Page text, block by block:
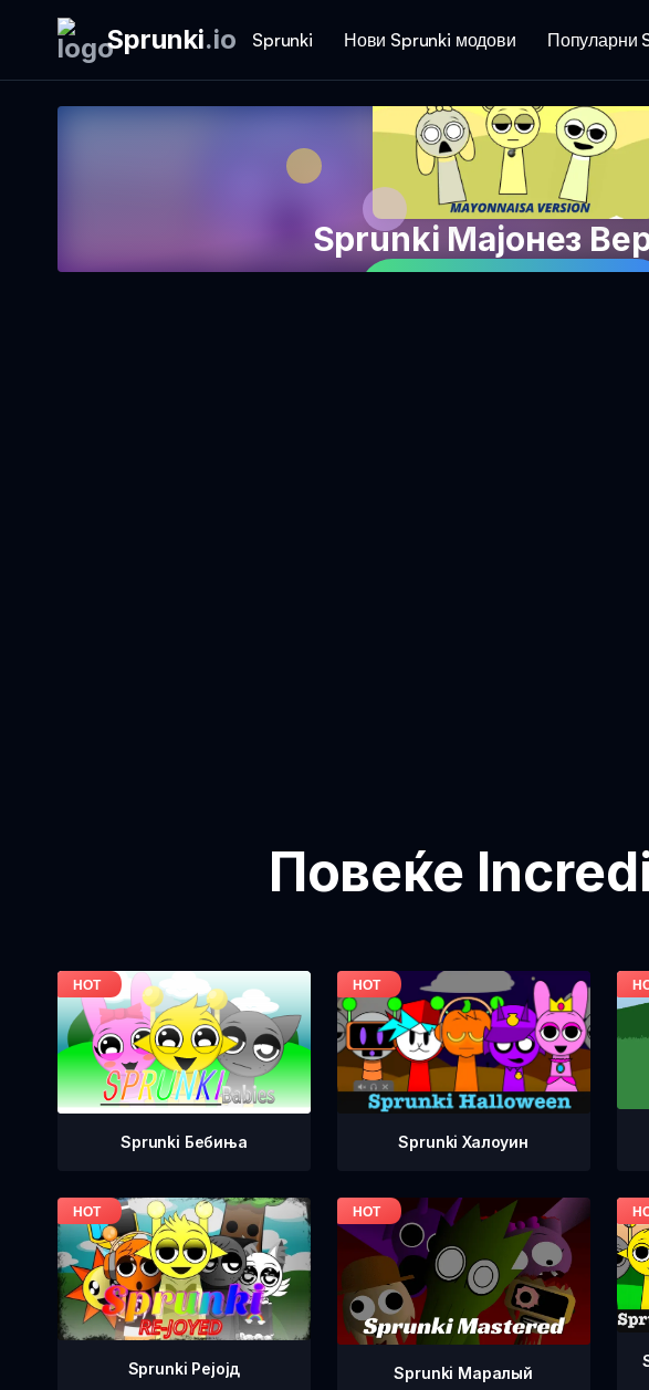
Sprunki.io Sprunki Нови Sprunki модови Популарни
Sprunki Мајонез
Повеќе
Sprunki Бебиња Sprunki Халоуин
Sprunki Рејојд Sprunki Маралый